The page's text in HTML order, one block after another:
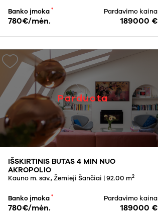
Banko įmoka *
780€/mėn.
Pardavimo kaina
189000 €
Parduota
IŠSKIRTINIS BUTAS 4 MIN NUO
AKROPOLIO
Kauno m. sav., Žemieji Šančiai | 92.00 m2
Banko įmoka *
780€/mėn.
Pardavimo kaina
189000 €